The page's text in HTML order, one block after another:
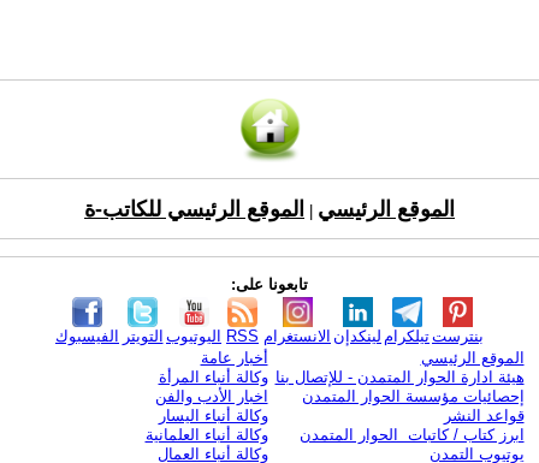
الموقع الرئيسي الموقع الرئيسي للكاتب-ة
تابعونا على:
الفيسبوك التويتر اليوتيوب RSS الانستغرام لينكدإن تيلكرامبنترست
الموقع الرئيسي
هيئة ادارة الحوار المتمدن - للإتصال بنا
إحصائيات مؤسسة الحوار المتمدن
قواعد النشر
ابرز كتاب / كاتبات الحوار المتمدن
يوتيوب التمدن
أخبار عامة
وكالة أنباء المرأة
اخبار الأدب والفن
وكالة أنباء اليسار
وكالة أنباء العلمانية
وكالة أنباء العمال